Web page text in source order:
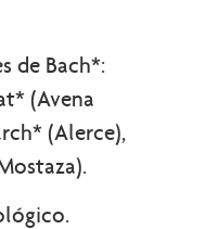
de Bach*:
(Avena
(Alerce),